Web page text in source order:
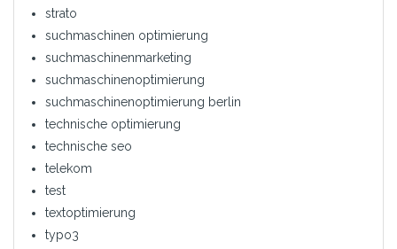
strato
suchmaschinen optimierung
suchmaschinenmarketing
suchmaschinenoptimierung
suchmaschinenoptimierung berlin
technische optimierung
technische seo
telekom
test
textoptimierung
typo3